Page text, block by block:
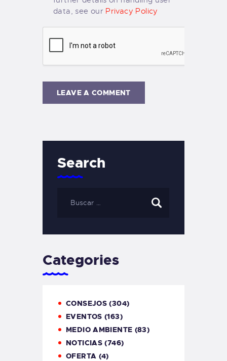
data, see our Privacy Policy
Search
Categories
CONSEJOS (304)
EVENTOS (163)
MEDIO AMBIENTE (83)
NOTICIAS (746)
OFERTA (4)